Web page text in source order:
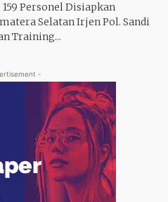
Personel Disiapkan
Selatan Irjen Pol. Sandi
Training...
-